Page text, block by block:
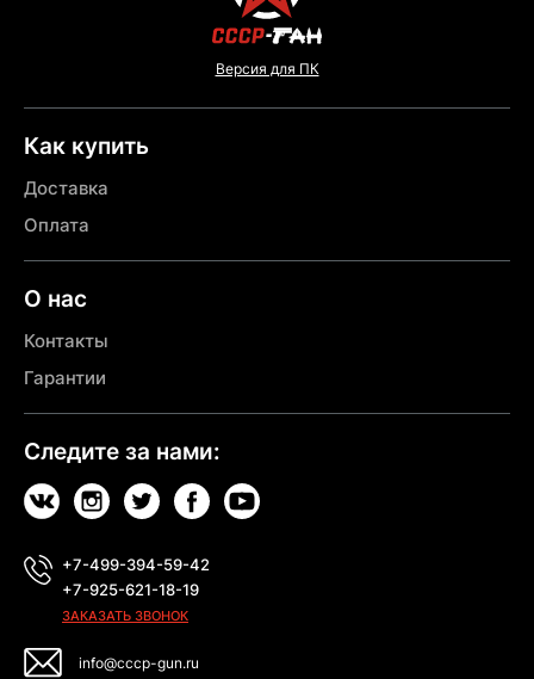
Версия для ПК
Как купить
Доставка
Оплата
О нас
Контакты
Гарантии
Следите за нами:
+7-499-394-59-42
+7-925-621-18-19
ЗАКАЗАТЬ ЗВОНОК
info@cccp-gun.ru